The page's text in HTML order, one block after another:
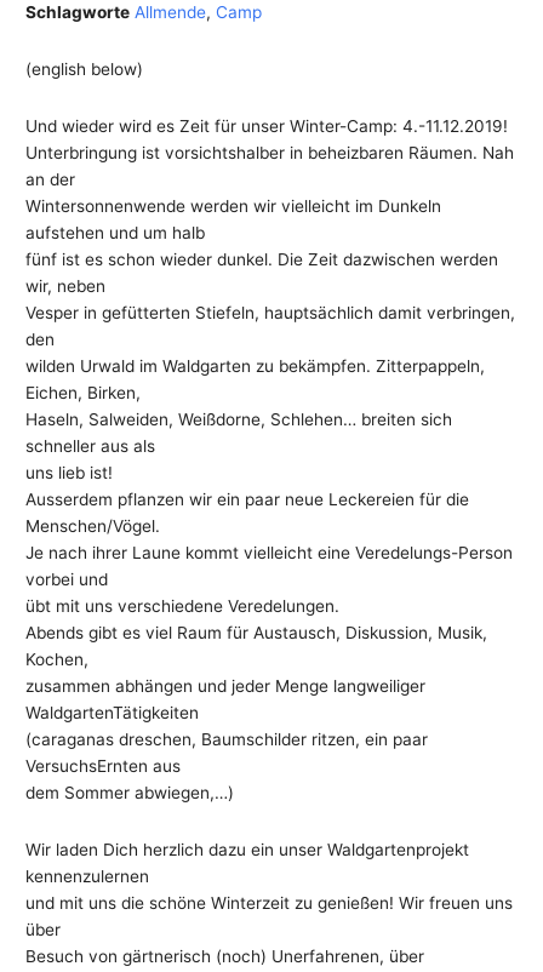
Schlagworte Allmende,Camp
(english below)
Und wieder wird es Zeit für unser Winter-Camp: 4.-11.12.2019!
Unterbringung ist vorsichtshalber in beheizbaren Räumen. Nah
an der
Wintersonnenwende werden wir vielleicht im Dunkeln
aufstehen und um halb
fünf ist es schon wieder dunkel. Die Zeit dazwischen werden
wir, neben
Vesper in gefütterten Stiefeln, hauptsächlich damit verbringen,
den
wilden Urwald im Waldgarten zu bekämpfen. Zitterpappeln,
Eichen, Birken,
Haseln, Salweiden, Weißdorne, Schlehen… breiten sich
schneller aus als
uns lieb ist!
Ausserdem pflanzen wir ein paar neue Leckereien für die
Menschen/Vögel.
Je nach ihrer Laune kommt vielleicht eine Veredelungs-Person
vorbei und
übt mit uns verschiedene Veredelungen.
Abends gibt es viel Raum für Austausch, Diskussion, Musik,
Kochen,
zusammen abhängen und jeder Menge langweiliger
WaldgartenTätigkeiten
(caraganas dreschen, Baumschilder ritzen, ein paar
VersuchsErnten aus
dem Sommer abwiegen,…)
Wir laden Dich herzlich dazu ein unser Waldgartenprojekt
kennenzulernen
und mit uns die schöne Winterzeit zu genießen! Wir freuen uns
über
Besuch von gärtnerisch (noch) Unerfahrenen, über